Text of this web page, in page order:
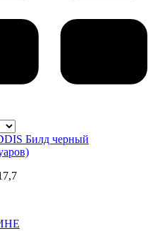
Билд черный